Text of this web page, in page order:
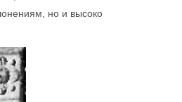
но и высоко